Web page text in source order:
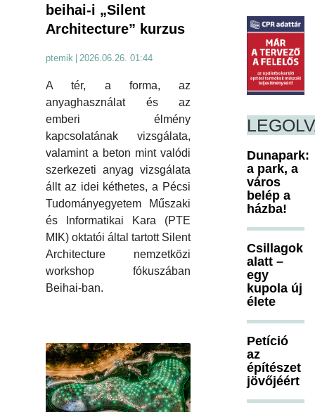
beihai-i „Silent
Architecture” kurzus
ptemik 2026.06.26. 01:44
A tér, a forma, az
anyaghasználat és az
emberi élmény
kapcsolatának vizsgálata,
valamint a beton mint valódi
szerkezeti anyag vizsgálata
állt az idei kéthetes, a Pécsi
Tudományegyetem Műszaki
és Informatikai Kara (PTE
MIK) oktatói által tartott Silent
Architecture nemzetközi
workshop fókuszában
Beihai-ban.
Dunapark:
a park, a
város
belép a
házba!
Csillagok
alatt –
egy
kupola új
élete
Petíció
az
építészet
jövőjéért